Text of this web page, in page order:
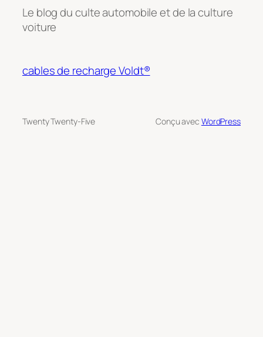
Le blog du culte automobile et de la culture
voiture
cables de recharge Voldt®
Twenty Twenty-Five Conçu avec WordPress